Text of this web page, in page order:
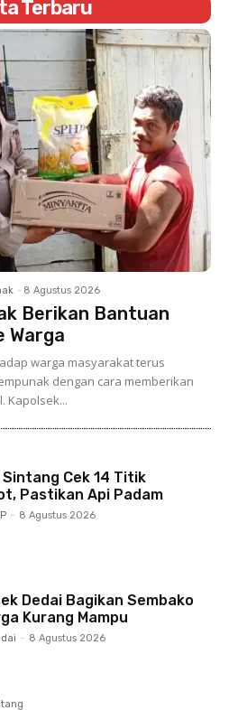
Terbaru
- 8 Agustus 2026
Berikan Bantuan
Warga
warga masyarakat terus
dengan cara memberikan
Kapolsek...
Sintang Cek 14 Titik
Pastikan Api Padam
- 8 Agustus 2026
Dedai Bagikan Sembako
Kurang Mampu
- 8 Agustus 2026